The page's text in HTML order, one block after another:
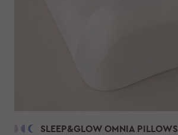
SLEEP&GLOW OMNIA PILLOWS